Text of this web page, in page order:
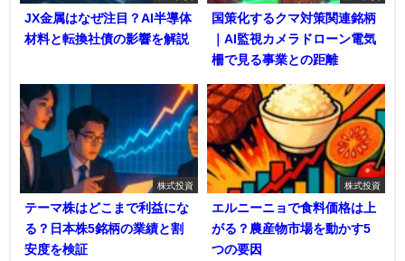
JX金属はなぜ注目？AI半導体
材料と転換社債の影響を解説
国策化するクマ対策関連銘柄
｜AI監視カメラドローン電気
柵で見る事業との距離
株式投資
テーマ株はどこまで利益にな
る？日本株5銘柄の業績と割
安度を検証
株式投資
エルニーニョで食料価格は上
がる？農産物市場を動かす5
つの要因